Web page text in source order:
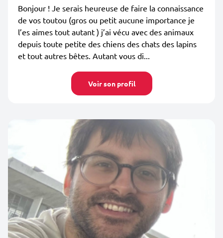
Bonjour ! Je serais heureuse de faire la connaissance
de vos toutou (gros ou petit aucune importance je
l’es aimes tout autant ) j’ai vécu avec des animaux
depuis toute petite des chiens des chats des lapins
et tout autres bêtes. Autant vous di...
Voir son profil